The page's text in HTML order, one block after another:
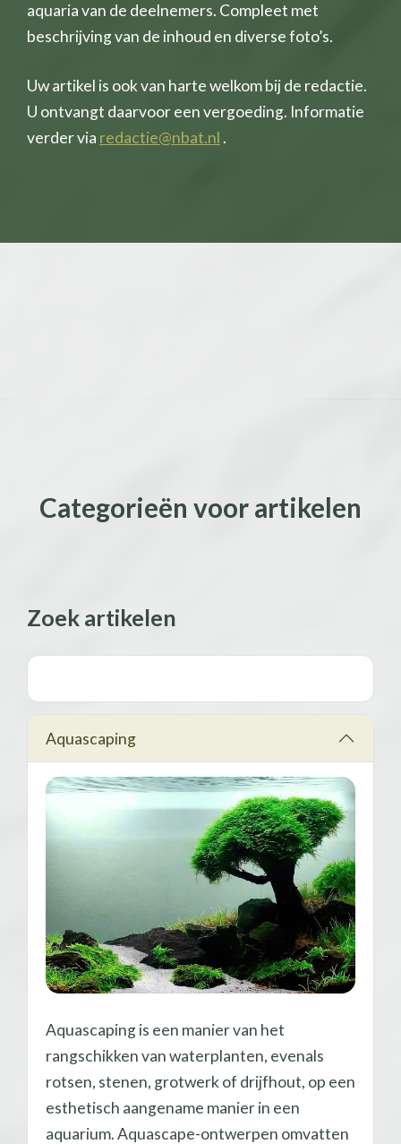
aquaria van de deelnemers. Compleet met
beschrijving van de inhoud en diverse foto’s.
Uw artikel is ook van harte welkom bij de redactie.
U ontvangt daarvoor een vergoeding. Informatie
verder via redactie@nbat.nl .
Categorieën voor artikelen
Zoek artikelen
Aquascaping
Aquascaping is een manier van het
rangschikken van waterplanten, evenals
rotsen, stenen, grotwerk of drijfhout, op een
esthetisch aangename manier in een
aquarium. Aquascape-ontwerpen omvatten